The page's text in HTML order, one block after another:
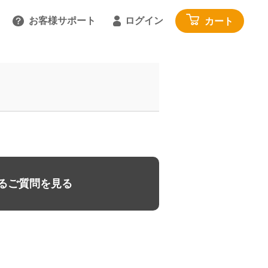
お客様サポート
せる
ログイン カート
寝具・家具・収納
ご質問を見る